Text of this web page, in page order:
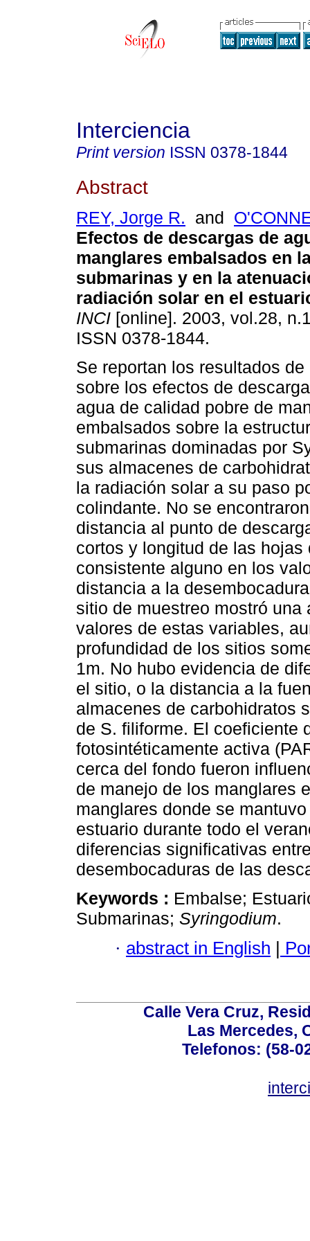
Interciencia
Print version ISSN 0378-1844
Abstract
REY, Jorge R. and
Efectos de descargas de
manglares embalsados en
submarinas y en la
radiación solar en el
INCI [online]. 2003, vol.28,
ISSN 0378-1844.
Se reportan los resultados
sobre los efectos de
agua de calidad pobre de
embalsados sobre la
submarinas dominadas por
sus almacenes de
la radiación solar a su paso
colindante. No se
distancia al punto de
cortos y longitud de las
consistente alguno en los
distancia a la
sitio de muestreo mostró
valores de estas variables,
profundidad de los sitios
1m. No hubo evidencia de
el sitio, o la distancia a la
almacenes de carbohidratos
de S. filiforme. El coeficiente
fotosintéticamente activa
cerca del fondo fueron
de manejo de los manglares
manglares donde se
estuario durante todo el
diferencias significativas
desembocaduras de las
Keywords : Embalse;
Submarinas; Syringodium.
· abstract in English |
Calle Vera Cruz,
Las Mercedes,
Telefonos: (58-